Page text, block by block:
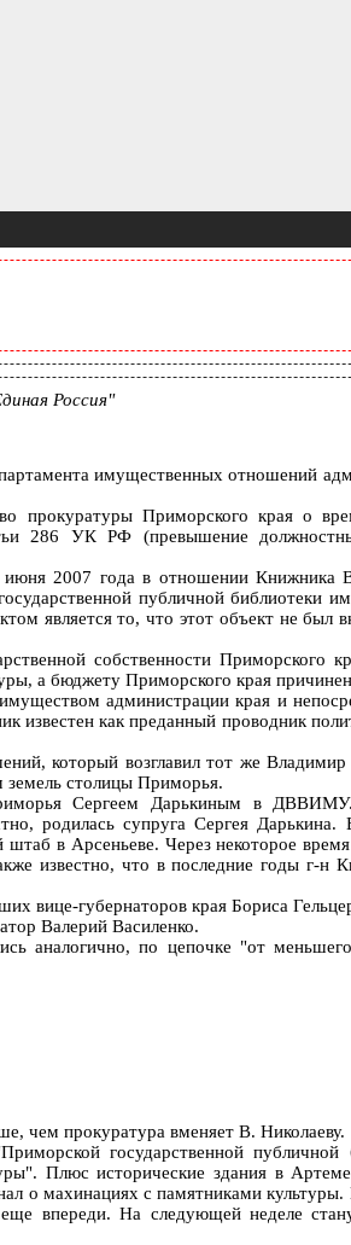
Россия"
имущественных отношений
прокуратуры Приморского края о
286 УК РФ (превышение
июня 2007 года в отношении
публичной библиотеки
является то, что этот объект не
собственности
а бюджету Приморского края
администрации края и
как преданный проводник
который возглавил тот же
земель столицы Приморья.
Сергеем Дарькиным в
родилась супруга Сергея
в Арсеньеве. Через некоторое
известно, что в последние годы г-н
вице-губернаторов края Бориса
Валерий Василенко.
аналогично, по цепочке "от
чем прокуратура вменяет В. Николаеву.
государственной
Плюс исторические здания в
о махинациях с памятниками
впереди. На следующей неделе